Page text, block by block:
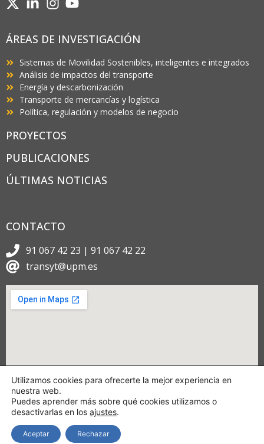
ÁREAS DE INVESTIGACIÓN
Sistemas de Movilidad Sostenibles, inteligentes e integrados
Análisis de impactos del transporte
Energía y descarbonización
Transporte de mercancías y logística
Política, regulación y modelos de negocio
PROYECTOS
PUBLICACIONES
ÚLTIMAS NOTICIAS
CONTACTO
91 067 42 23 | 91 067 42 22
transyt@upm.es
Utilizamos cookies para ofrecerte la mejor experiencia en
nuestra web.
Puedes aprender más sobre qué cookies utilizamos o
desactivarlas en los ajustes.
Aceptar Rechazar